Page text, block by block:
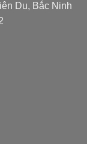
Du, Bắc Ninh